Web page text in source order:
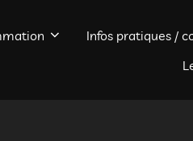
Infos pratiques /